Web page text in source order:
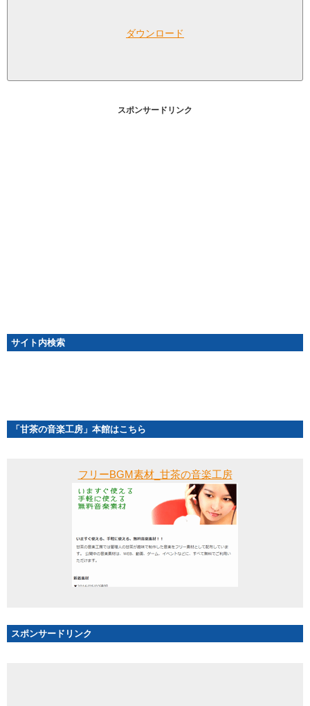
ダウンロード
スポンサードリンク
サイト内検索
「甘茶の音楽工房」本館はこちら
フリーBGM素材_甘茶の音楽工房
スポンサードリンク